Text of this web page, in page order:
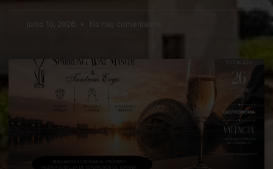
junio 10, 2026 No hay comentarios